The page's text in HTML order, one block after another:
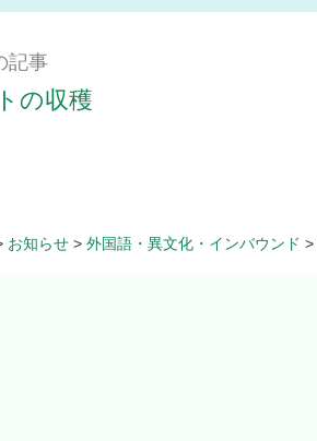
記事
の収穫
お知らせ > 外国語・異文化・インバウンド >